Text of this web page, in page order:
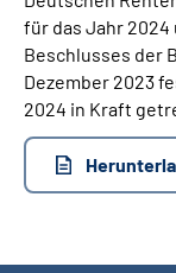
für das Jahr
Beschlusses der
Dezember 2023
2024 in Kraft